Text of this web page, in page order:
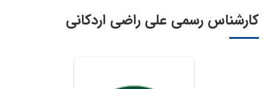
کارشناس رسمی علی راضی اردکانی